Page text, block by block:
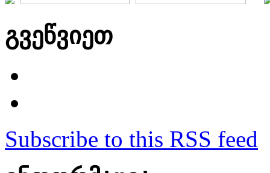
გვეწვიეთ
Subscribe to this RSS feed